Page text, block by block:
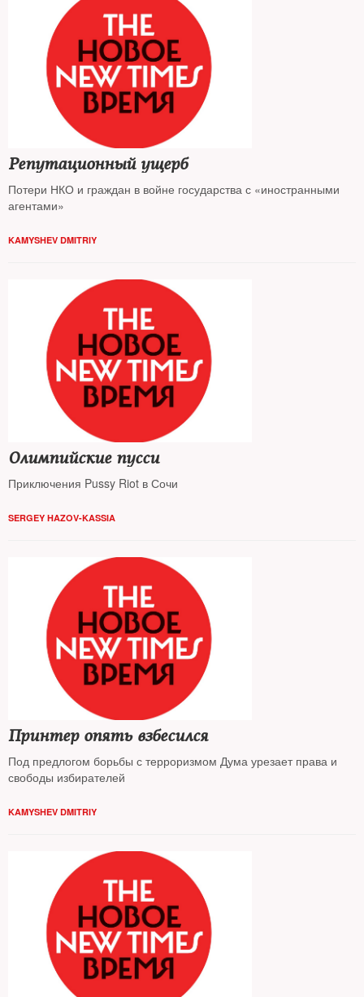
Репутационный ущерб
Потери НКО и граждан в войне государства с «иностранными
агентами»
KAMYSHEV DMITRIY
Олимпийские пусси
Приключения Pussy Riot в Сочи
SERGEY HAZOV-KASSIA
Принтер опять взбесился
Под предлогом борьбы с терроризмом Дума урезает права и
свободы избирателей
KAMYSHEV DMITRIY